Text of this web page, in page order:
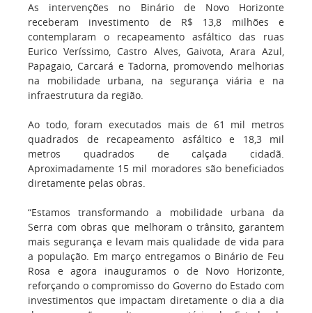
As intervenções no Binário de Novo Horizonte
receberam investimento de R$ 13,8 milhões e
contemplaram o recapeamento asfáltico das ruas
Eurico Veríssimo, Castro Alves, Gaivota, Arara Azul,
Papagaio, Carcará e Tadorna, promovendo melhorias
na mobilidade urbana, na segurança viária e na
infraestrutura da região.
Ao todo, foram executados mais de 61 mil metros
quadrados de recapeamento asfáltico e 18,3 mil
metros quadrados de calçada cidadã.
Aproximadamente 15 mil moradores são beneficiados
diretamente pelas obras.
“Estamos transformando a mobilidade urbana da
Serra com obras que melhoram o trânsito, garantem
mais segurança e levam mais qualidade de vida para
a população. Em março entregamos o Binário de Feu
Rosa e agora inauguramos o de Novo Horizonte,
reforçando o compromisso do Governo do Estado com
investimentos que impactam diretamente o dia a dia